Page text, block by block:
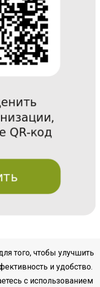
того, чтобы улучшить
и удобство.
с использованием